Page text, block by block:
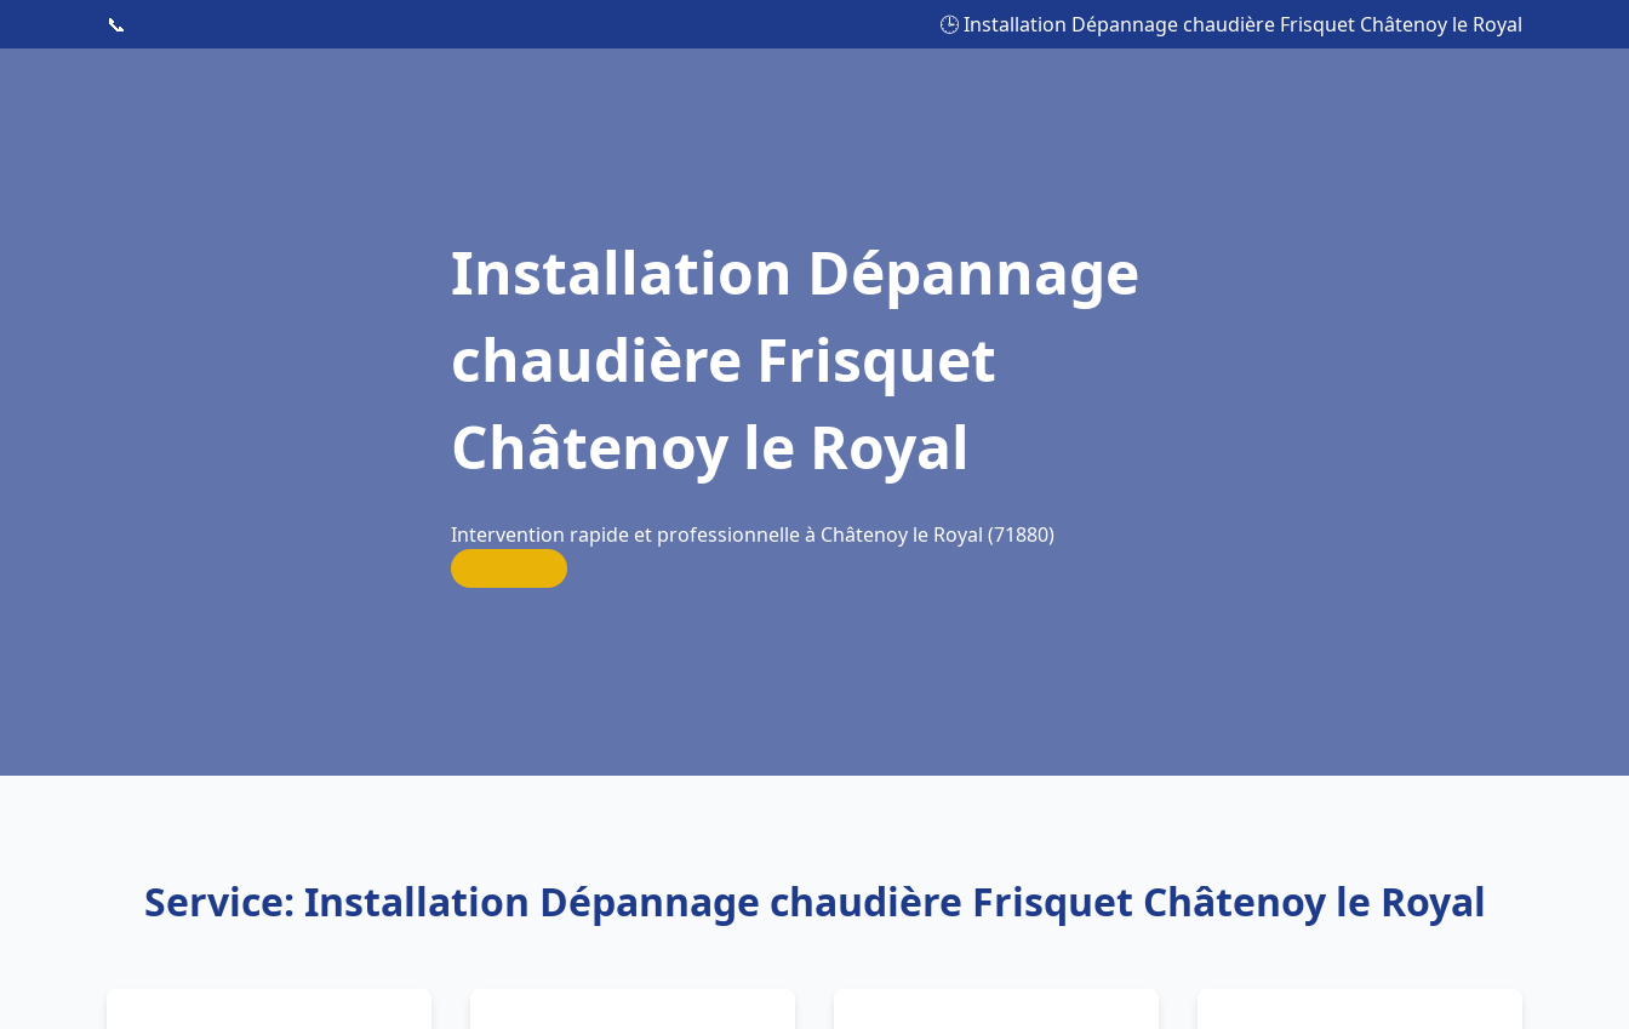
📞 🕒 Installation Dépannage chaudière Frisquet Châtenoy le Royal
Installation Dépannage
chaudière Frisquet
Châtenoy le Royal
Intervention rapide et professionnelle à Châtenoy le Royal (71880)
Service: Installation Dépannage chaudière Frisquet Châtenoy le Royal